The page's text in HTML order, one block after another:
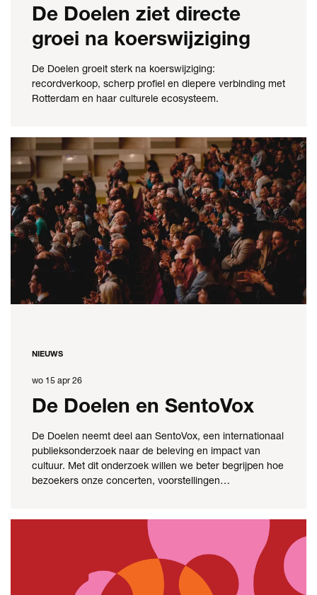
De Doelen ziet directe
groei na koerswijziging
De Doelen groeit sterk na koerswijziging:
recordverkoop, scherp profiel en diepere verbinding met
Rotterdam en haar culturele ecosysteem.
wo 15 apr 26
De Doelen en SentoVox
De Doelen neemt deel aan SentoVox, een internationaal
publieksonderzoek naar de beleving en impact van
cultuur. Met dit onderzoek willen we beter begrijpen hoe
bezoekers onze concerten, voorstellingen…
NIEUWS